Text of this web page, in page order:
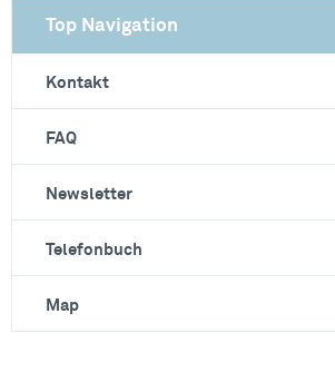
Top Navigation
Kontakt
FAQ
Newsletter
Telefonbuch
Map